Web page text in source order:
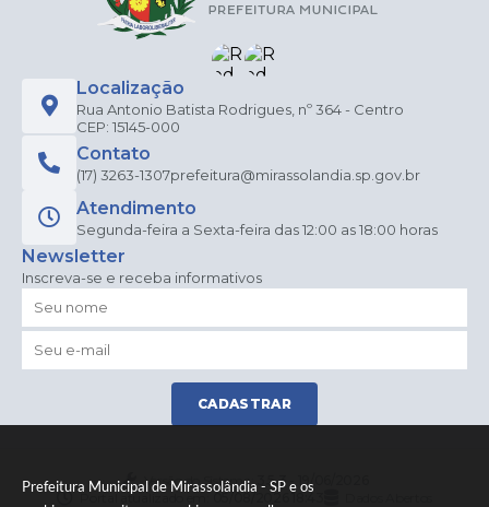
Prefeitura Municipal de Mirassolândia - SP e os
Localização
Rua Antonio Batista Rodrigues, nº 364 - Centro
CEP: 15145-000
Contato
(17) 3263-1307prefeitura@mirassolandia.sp.gov.br
Atendimento
Segunda-feira a Sexta-feira das 12:00 as 18:00 horas
Newsletter
Inscreva-se e receba informativos
CADASTRAR
Versão do Sistema: 3.5.3 - 19/06/2026
Portal atualizado em: